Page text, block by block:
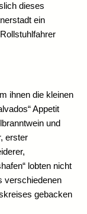
dieses
ein
ihnen die kleinen
Appetit
und
erster
lobten nicht
verschiedenen
gebacken